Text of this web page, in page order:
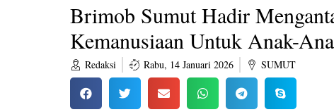
Brimob Sumut Hadir
Kemanusiaan Untuk Anak-
Redaksi Rabu, 14 Januari 2026 SUMUT